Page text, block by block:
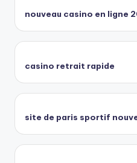
nouveau casino en ligne
casino retrait rapide
site de paris sportif